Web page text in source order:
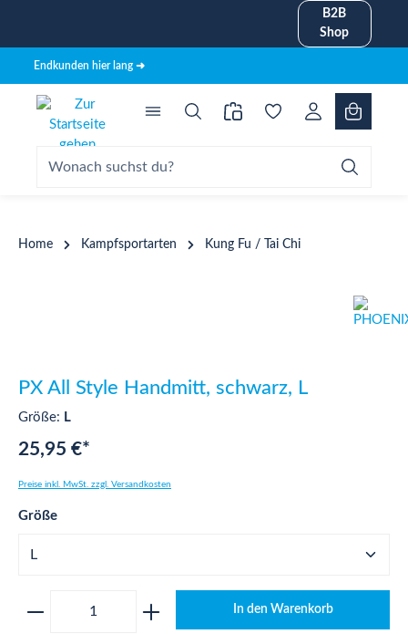
B2B
Shop
Endkunden hier lang ➜
Home Kampfsportarten Kung Fu / Tai Chi
PX All Style Handmitt, schwarz, L
Größe: L
25,95 €*
Preise inkl. MwSt. zzgl. Versandkosten
Größeauswählen
Produkt Anzahl: Gib den gewünschten
In den Warenkorb